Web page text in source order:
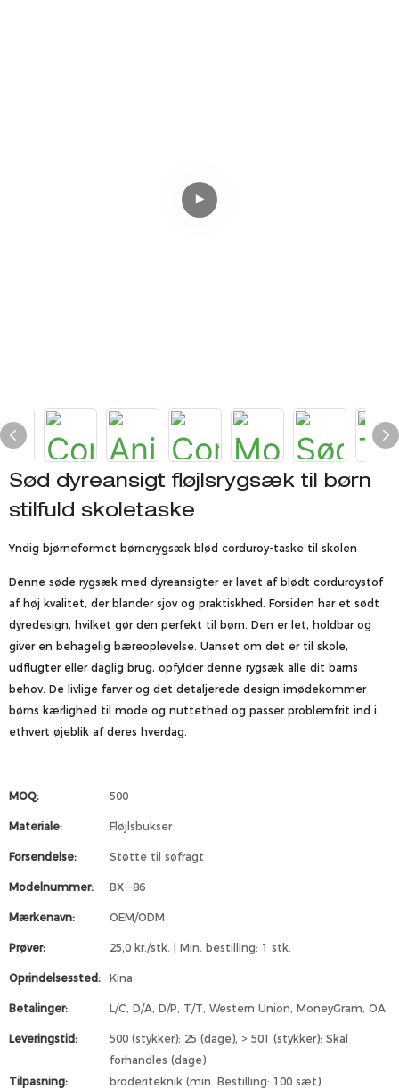
Sød dyreansigt fløjlsrygsæk til børn
stilfuld skoletaske
Yndig bjørneformet børnerygsæk blød corduroy-taske til skolen
Denne søde rygsæk med dyreansigter er lavet af blødt corduroystof
af høj kvalitet, der blander sjov og praktiskhed. Forsiden har et sødt
dyredesign, hvilket gør den perfekt til børn. Den er let, holdbar og
giver en behagelig bæreoplevelse. Uanset om det er til skole,
udflugter eller daglig brug, opfylder denne rygsæk alle dit barns
behov. De livlige farver og det detaljerede design imødekommer
børns kærlighed til mode og nuttethed og passer problemfrit ind i
ethvert øjeblik af deres hverdag.
MOQ: 500
Materiale: Fløjlsbukser
Forsendelse: Støtte til søfragt
Modelnummer: BX--86
Mærkenavn: OEM/ODM
Prøver: 25,0 kr./stk. | Min. bestilling: 1 stk.
Oprindelsessted: Kina
Betalinger: L/C, D/A, D/P, T/T, Western Union, MoneyGram, OA
Leveringstid:
500 (stykker): 25 (dage), > 501 (stykker): Skal
forhandles (dage)
Tilpasning:
broderiteknik (min. Bestilling: 100 sæt)